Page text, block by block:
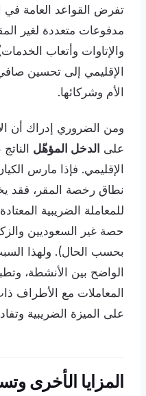
تفرض القواعد العامة
مدفوعات متعددة لغير
والإتاوات وأتعاب
الإقليمي إلى تحسين
الأم وشركائها.
ومن الضروري إدراك أن
على الدخل المؤهّل
الإقليمي. فإذا مارس
نطاق رخصة المقر، فقد
للمعاملة الضريبية
حصة غير السعوديين
بحسب الحال). ولهذا
الواضح بين الأنشطة،
المعاملات مع الأطراف
على الميزة الضريبية
المزايا الأخرى